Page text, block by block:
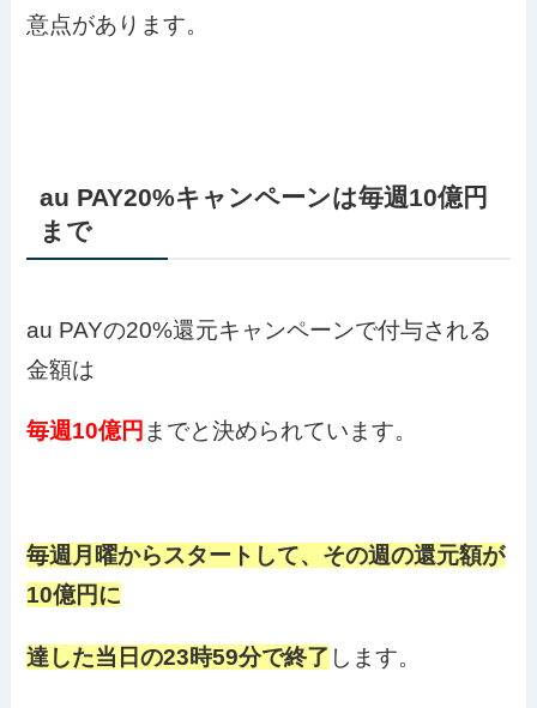
意点があります。
au PAY20%キャンペーンは毎週10億円
まで
au PAYの20%還元キャンペーンで付与される
金額は
毎週10億円 までと決められています。
毎週月曜からスタートして、その週の還元額が
10億円に
達した当日の23時59分で終了 します。